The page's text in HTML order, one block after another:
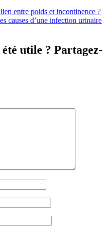
entre poids et incontinence ?
causes d’une infection urinaire
utile ? Partagez-